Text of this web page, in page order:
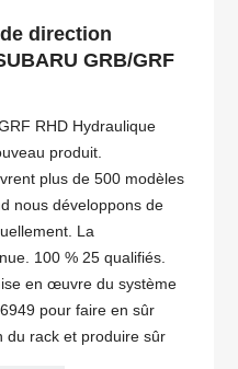
direction
GRB/GRF
RHD Hydraulique
produit.
plus de 500 modèles
nous développons de
La
100 % 25 qualifiés.
en œuvre du système
pour faire en sûr
du rack et produire sûr